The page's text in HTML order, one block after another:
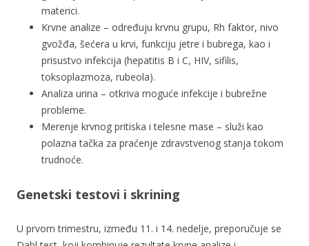
materici.
Krvne analize – određuju krvnu grupu, Rh faktor, nivo
gvožđa, šećera u krvi, funkciju jetre i bubrega, kao i
prisustvo infekcija (hepatitis B i C, HIV, sifilis,
toksoplazmoza, rubeola).
Analiza urina – otkriva moguće infekcije i bubrežne
probleme.
Merenje krvnog pritiska i telesne mase – služi kao
polazna tačka za praćenje zdravstvenog stanja tokom
trudnoće.
Genetski testovi i skrining
U prvom trimestru, između 11. i 14. nedelje, preporučuje se